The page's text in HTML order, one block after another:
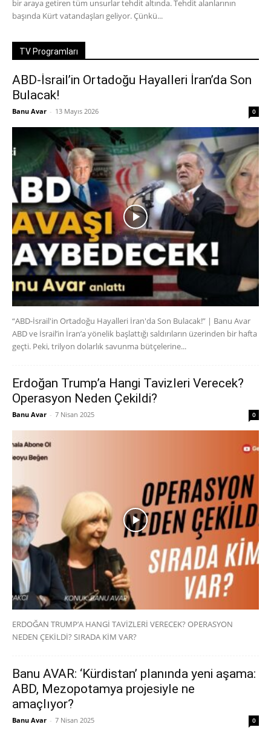
bir araya getiren tüm unsurlar tehdit altında. Tehdit alanlarının
başında Kürt vatandaşları geliyor. Çünkü...
TV Programları
ABD-İsrail’in Ortadoğu Hayalleri İran’da Son
Bulacak!
Banu Avar - 13 Mayıs 2026 0
“ABD-İsrail'in Ortadoğu Hayalleri İran'da Son Bulacak!” | Banu Avar
ABD ve İsrail’in İran’a yönelik başlattığı saldırıların üzerinden bir hafta
geçti. Peki, trilyon dolarlık savunma bütçelerine...
Erdoğan Trump’a Hangi Tavizleri Verecek?
Operasyon Neden Çekildi?
Banu Avar - 7 Nisan 2025 0
ERDOĞAN TRUMP’A HANGİ TAVİZLERİ VERECEK? OPERASYON
NEDEN ÇEKİLDİ? SIRADA KİM VAR?
Banu AVAR: ‘Kürdistan’ planında yeni aşama:
ABD, Mezopotamya projesiyle ne
amaçlıyor?
Banu Avar - 7 Nisan 2025 0